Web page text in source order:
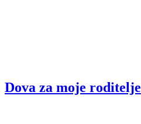
Dova za moje roditelje